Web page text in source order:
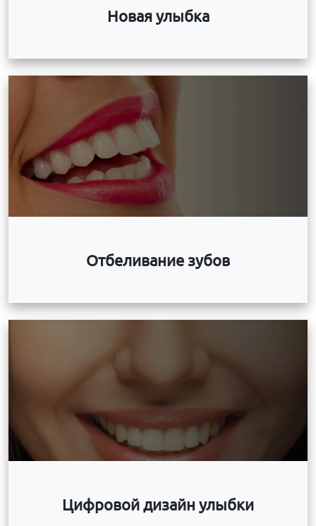
Новая улыбка
Отбеливание зубов
Цифровой дизайн улыбки